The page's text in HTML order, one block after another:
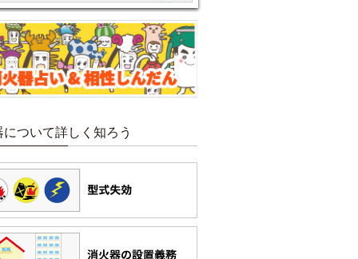
について詳しく知ろう